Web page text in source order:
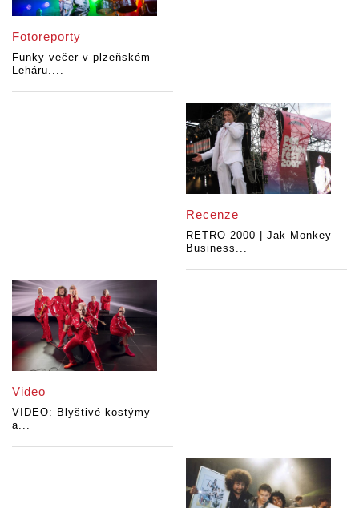
Fotoreporty
Funky večer v plzeňském
Leháru....
Recenze
RETRO 2000 | Jak Monkey
Business...
Video
VIDEO: Blyštivé kostýmy
a...